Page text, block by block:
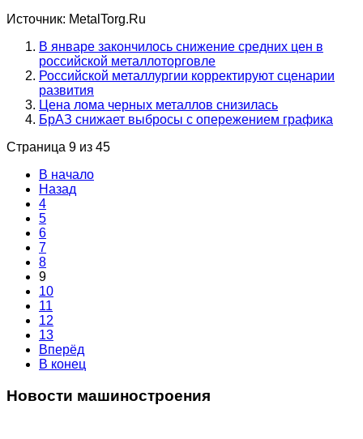
Источник: MetalTorg.Ru
В январе закончилось снижение средних цен в
российской металлоторговле
Российской металлургии корректируют сценарии
развития
Цена лома черных металлов снизилась
БрАЗ снижает выбросы с опережением графика
Страница 9 из 45
В начало
Назад
4
5
6
7
8
9
10
11
12
13
Вперёд
В конец
Новости машиностроения